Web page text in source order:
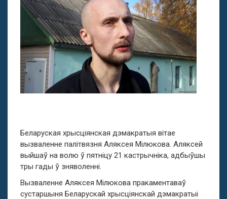
Беларуская хрысціянская дэмакратыя вітае
вызваленне палітвязня Аляксея Мілюкова. Аляксей
выйшаў на волю ў пятніцу 21 кастрычніка, адбыўшы
тры гады ў зняволенні.
Вызваленне Аляксея Мілюкова пракаментаваў
сустаршыня Беларускай хрысціянскай дэмакратыі